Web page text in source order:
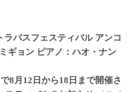
ラバスフェスティバル アンコ
ギョン ピアノ：ハオ・ナン
8月12日から18日まで開催さ